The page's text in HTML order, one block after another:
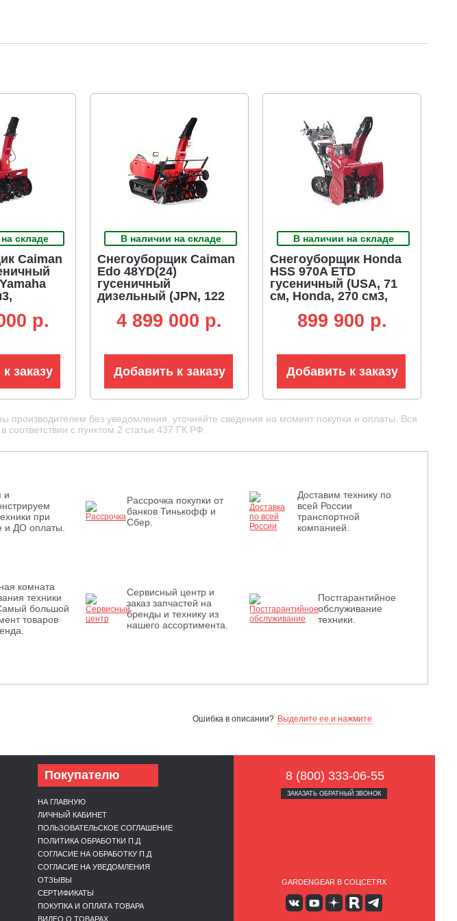
складе
Caiman
LED
p.
заказу
В наличии на складе
Снегоуборщик Caiman
Edo 48YD(24)
гусеничный
дизельный (JPN, 122
куб.см., аккумулятор
12В, гидростатическая
930 кг)
4 899 000 p.
Добавить к заказу
В наличии на складе
Снегоуборщик Honda
HSS 970A ETD
гусеничный (USA, 71
см, Honda, 270 см3,
гидростатическая
трансмиссия, LED
899 900 p.
Добавить к заказу
производителем без уведомления, уточняйте сведения на момент покупки и оплаты. Вся
с пунктом 2 статьи 437 ГК РФ.
и
при
и ДО оплаты.
Рассрочка покупки от
банков Тинькофф и
Сбер.
Доставим технику по
всей России
транспортной
компанией.
комната
техники
большой
товаров
Сервисный центр и
заказ запчастей на
бренды и технику из
нашего ассортимента.
Постгарантийное
обслуживание
техники.
Ошибка в описании? Выделите ее и нажмите
Покупателю
НА ГЛАВНУЮ
ЛИЧНЫЙ КАБИНЕТ
ПОЛЬЗОВАТЕЛЬСКОЕ СОГЛАШЕНИЕ
ПОЛИТИКА ОБРАБОТКИ П.Д
СОГЛАСИЕ НА ОБРАБОТКУ П.Д
СОГЛАСИЕ НА УВЕДОМЛЕНИЯ
ОТЗЫВЫ
СЕРТИФИКАТЫ
ПОКУПКА И ОПЛАТА ТОВАРА
ВИДЕО О ТОВАРАХ
8 (800) 333-06-55
ЗАКАЗАТЬ ОБРАТНЫЙ ЗВОНОК
GARDENGEAR В СОЦСЕТЯХ